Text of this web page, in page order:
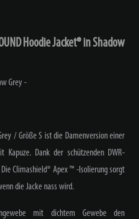
Hoodie Jacket® in Shadow
Grey -
/ Größe S ist die Damenversion einer
Kapuze. Dank der schützenden DWR-
Climashield® Apex ™ -Isolierung sorgt
die Jacke nass wird.
mit dichtem Gewebe den